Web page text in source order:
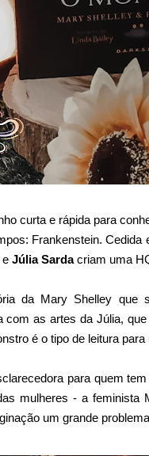
curta e rápida para
Frankenstein. Cedida
e Júlia Sardacriam uma
da Mary Shelley que
com as artes da Júlia,
é o tipo de leitura
para quem
mulheres - a
um grande